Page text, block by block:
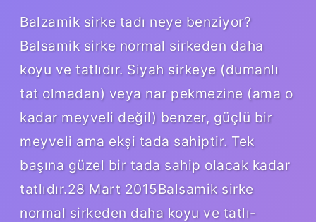
Balzamik sirke tadı neye benziyor?
Balsamik sirke normal sirkeden daha
koyu ve tatlıdır. Siyah sirkeye (dumanlı
tat olmadan) veya nar pekmezine (ama o
kadar meyveli değil) benzer, güçlü bir
meyveli ama ekşi tada sahiptir. Tek
başına güzel bir tada sahip olacak kadar
tatlıdır.28 Mart 2015Balsamik sirke
normal sirkeden daha koyu ve tatlı-